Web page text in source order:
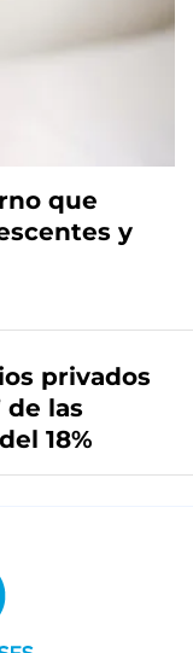
que
y
privados
de las
18%